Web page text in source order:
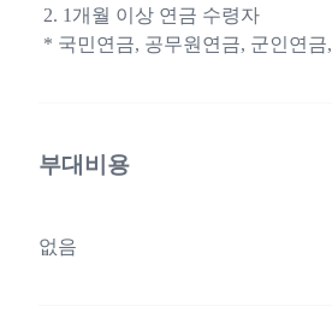
2. 1개월 이상 연금 수령자
* 국민연금, 공무원연금, 군인연
부대비용
없음